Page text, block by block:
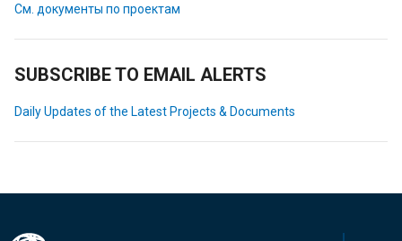
См. документы по проектам
SUBSCRIBE TO EMAIL ALERTS
Daily Updates of the Latest Projects & Documents